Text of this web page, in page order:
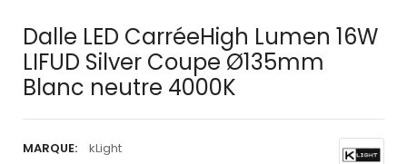
Dalle LED CarréeHigh Lumen 16W
LIFUD Silver Coupe Ø135mm
Blanc neutre 4000K
MARQUE:
kLight